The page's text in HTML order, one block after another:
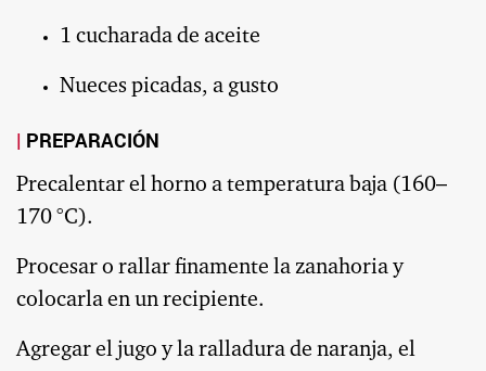
1 cucharada de aceite
Nueces picadas, a gusto
PREPARACIÓN
Precalentar el horno a temperatura baja (160–
170 °C).
Procesar o rallar finamente la zanahoria y
colocarla en un recipiente.
Agregar el jugo y la ralladura de naranja, el